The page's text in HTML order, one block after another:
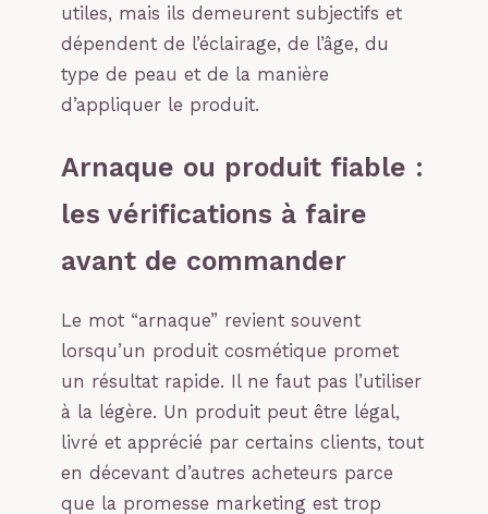
utiles, mais ils demeurent subjectifs et
dépendent de l’éclairage, de l’âge, du
type de peau et de la manière
d’appliquer le produit.
Arnaque ou produit fiable :
les vérifications à faire
avant de commander
Le mot “arnaque” revient souvent
lorsqu’un produit cosmétique promet
un résultat rapide. Il ne faut pas l’utiliser
à la légère. Un produit peut être légal,
livré et apprécié par certains clients, tout
en décevant d’autres acheteurs parce
que la promesse marketing est trop